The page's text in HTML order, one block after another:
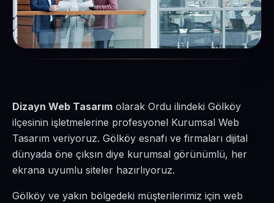
Dizayn Web Tasarım olarak Ordu ilindeki Gölköy
ilçesinin işletmelerine profesyonel Kurumsal Web
Tasarım veriyoruz. Gölköy esnafı ve firmaları dijital
dünyada öne çıksın diye kurumsal görünümlü, her
ekrana uyumlu siteler hazırlıyoruz.
Gölköy ve yakın bölgedeki müşterilerimiz için web